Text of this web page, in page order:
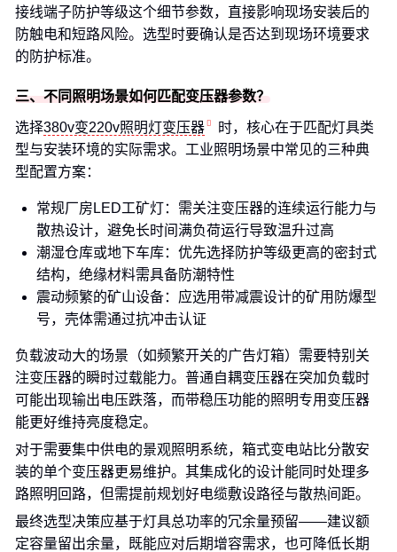
接线端子防护等级这个细节参数，直接影响现场安装后的
防触电和短路风险。选型时要确认是否达到现场环境要求
的防护标准。
三、不同照明场景如何匹配变压器参数？
选择380v变220v照明灯变压器
时，核心在于匹配灯具类
型与安装环境的实际需求。工业照明场景中常见的三种典
型配置方案：
常规厂房LED工矿灯：需关注变压器的连续运行能力与
散热设计，避免长时间满负荷运行导致温升过高
潮湿仓库或地下车库：优先选择防护等级更高的密封式
结构，绝缘材料需具备防潮特性
震动频繁的矿山设备：应选用带减震设计的矿用防爆型
号，壳体需通过抗冲击认证
负载波动大的场景（如频繁开关的广告灯箱）需要特别关
注变压器的瞬时过载能力。普通自耦变压器在突加负载时
可能出现输出电压跌落，而带稳压功能的照明专用变压器
能更好维持亮度稳定。
对于需要集中供电的景观照明系统，箱式变电站比分散安
装的单个变压器更易维护。其集成化的设计能同时处理多
路照明回路，但需提前规划好电缆敷设路径与散热间距。
最终选型决策应基于灯具总功率的冗余量预留——建议额
定容量留出余量，既能应对后期增容需求，也可降低长期